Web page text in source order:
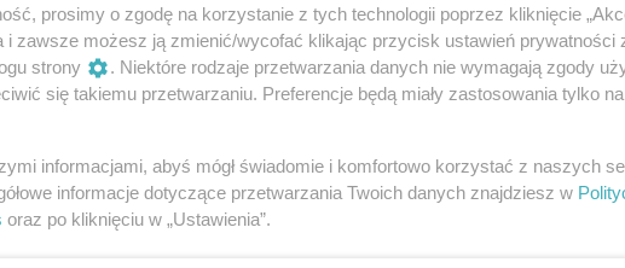
bawić wspólnie, wypróbowywać nowe możliwości oraz
„cześć” sztuce cyrkowej, czyli pobycia i
jaką daje.
1+1 (rodzic/opiekun + dziecko), ze względu na fakt, że
dorosły + dziecko właśnie”.
prosimy o zgodę na korzystanie z tych technologii poprzez kliknięcie
i zawsze możesz ją zmienić/wycofać klikając przycisk ustawień prywatności
strony
. Niektóre rodzaje przetwarzania danych nie wymagają zgody
się takiemu przetwarzaniu. Preferencje będą miały zastosowania tylko
informacjami, abyś mógł świadomie i komfortowo korzystać z naszych
informacje dotyczące przetwarzania Twoich danych znajdziesz w
oraz po kliknięciu w „Ustawienia”.